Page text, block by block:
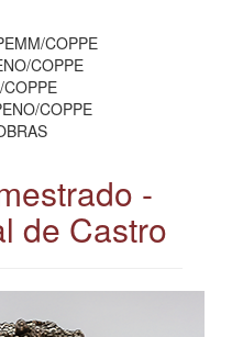
COPPE
COPPE
COPPE
-
de Castro